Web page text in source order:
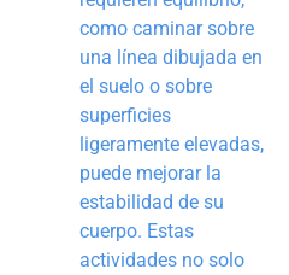
como caminar sobre
una línea dibujada en
el suelo o sobre
superficies
ligeramente elevadas,
puede mejorar la
estabilidad de su
cuerpo. Estas
actividades no solo